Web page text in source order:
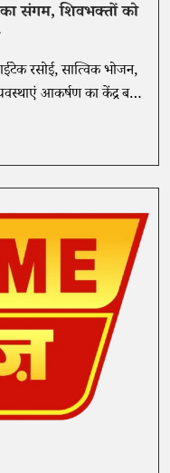
संगम, शिवभक्तों को
रसोई, सात्विक भोजन,
आकर्षण का केंद्र बनी
रहा है।